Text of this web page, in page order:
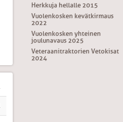
Herkkuja hellalle 2015
Vuolenkosken kevätkirmaus
2022
Vuolenkosken yhteinen
joulunavaus 2025
Veteraanitraktorien Vetokisat
2024